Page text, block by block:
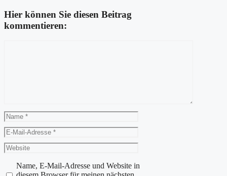
Hier können Sie diesen Beitrag
kommentieren:
Name
E-
Mail-
Adresse
Website
Name, E-Mail-Adresse und Website in